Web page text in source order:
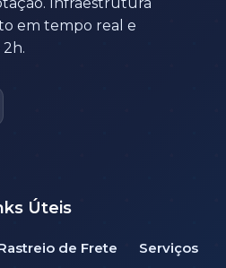
em tempo real e
Úteis
de Frete Serviços